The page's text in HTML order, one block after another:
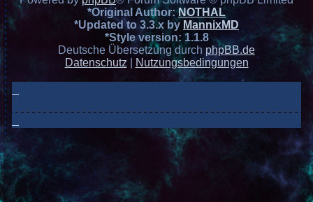
*Original Author:NOTHAL
*Updated to 3.3.x by MannixMD
*Style version: 1.1.8
Deutsche Übersetzung durchphpBB.de
Datenschutz
Nutzungsbedingungen